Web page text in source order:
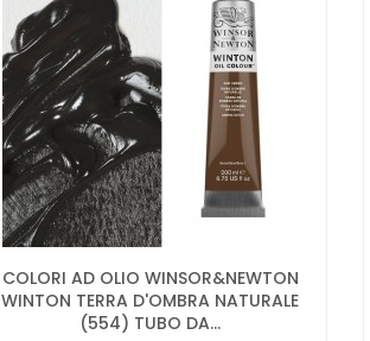
COLORI AD OLIO WINSOR&NEWTON
WINTON TERRA D'OMBRA NATURALE
(554) TUBO DA...